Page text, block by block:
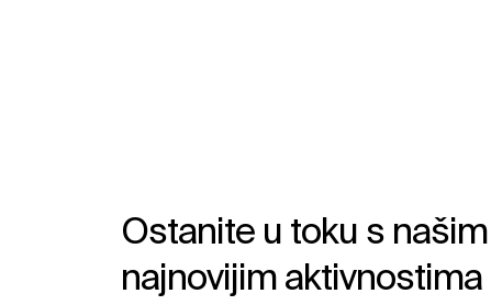
Ostanite u toku s našim
najnovijim aktivnostima